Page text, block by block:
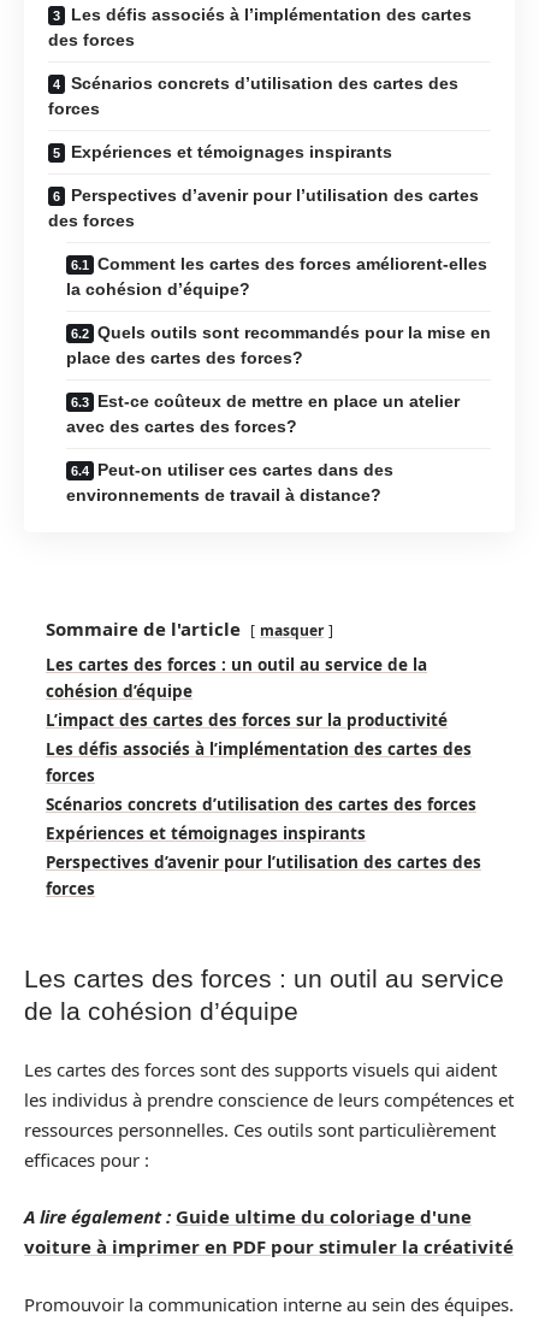
Les défis associés à l’implémentation des cartes
des forces
Scénarios concrets d’utilisation des cartes des
forces
Expériences et témoignages inspirants
Perspectives d’avenir pour l’utilisation des cartes
des forces
Comment les cartes des forces améliorent-elles
la cohésion d’équipe?
Quels outils sont recommandés pour la mise en
place des cartes des forces?
Est-ce coûteux de mettre en place un atelier
avec des cartes des forces?
Peut-on utiliser ces cartes dans des
environnements de travail à distance?
Sommaire de l'article masquer
Les cartes des forces : un outil au service de la
cohésion d’équipe
L’impact des cartes des forces sur la productivité
Les défis associés à l’implémentation des cartes des
forces
Scénarios concrets d’utilisation des cartes des forces
Expériences et témoignages inspirants
Perspectives d’avenir pour l’utilisation des cartes des
forces
Les cartes des forces : un outil au service
de la cohésion d’équipe
Les cartes des forces sont des supports visuels qui aident
les individus à prendre conscience de leurs compétences et
ressources personnelles. Ces outils sont particulièrement
efficaces pour :
A lire également : Guide ultime du coloriage d'une
voiture à imprimer en PDF pour stimuler la créativité
Promouvoir la communication interne au sein des équipes.